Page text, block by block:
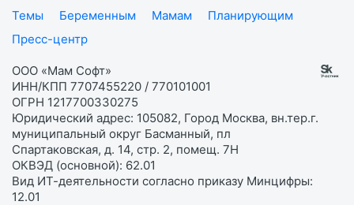
Темы
Беременным Мамам
Планирующим
Пресс-центр
ООО «Мам Софт»
ИНН/КПП 7707455220 / 770101001
ОГРН 1217700330275
Юридический адрес: 105082, Город Москва, вн.тер.г.
муниципальный округ Басманный, пл
Спартаковская, д. 14, стр. 2, помещ. 7Н
ОКВЭД (основной): 62.01
Вид ИТ-деятельности согласно приказу Минцифры:
12.01